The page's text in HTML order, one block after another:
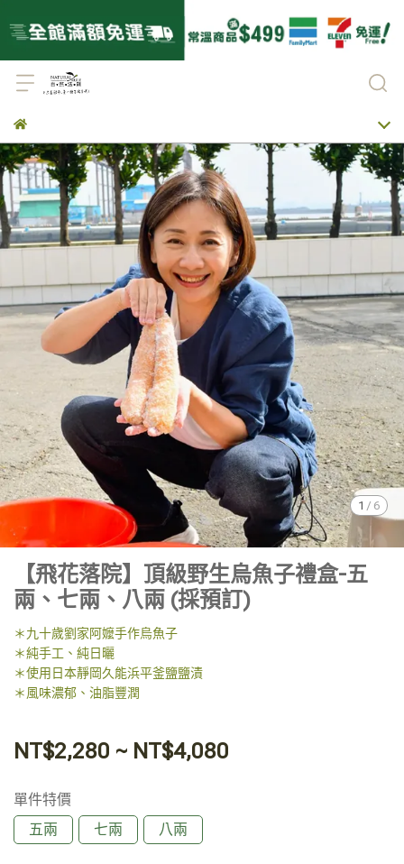
1 / 6
【飛花落院】頂級野生烏魚子禮盒-五
兩、七兩、八兩 (採預訂)
＊九十歲劉家阿嬤手作烏魚子
＊純手工、純日曬
＊使用日本靜岡久能浜平釜鹽鹽漬
＊風味濃郁、油脂豐潤
NT$2,280 ~ NT$4,080
單件特價
五兩
七兩 八兩